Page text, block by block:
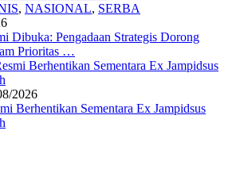
, NASIONAL, SERBA
Dibuka: Pengadaan Strategis Dorong
Prioritas …
2026
Berhentikan Sementara Ex Jampidsus